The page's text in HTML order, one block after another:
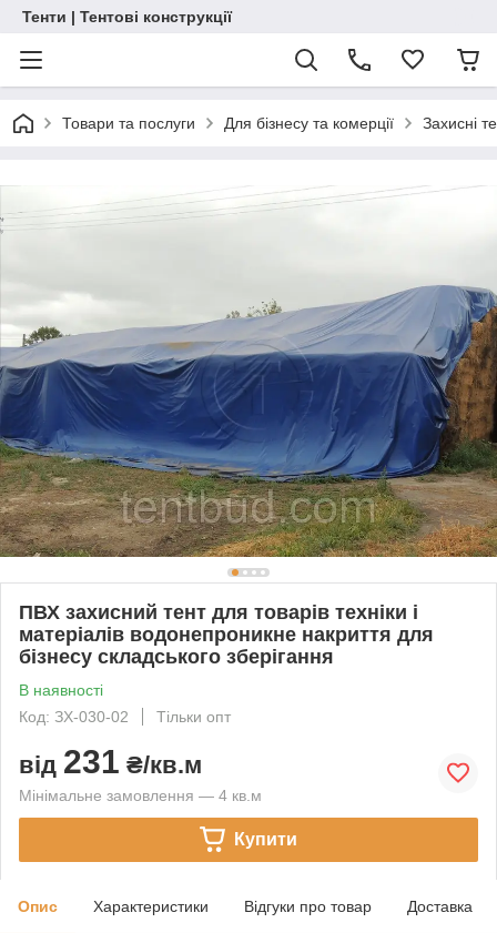
Тенти | Тентові конструкції
Товари та послуги Для бізнесу та комерції Захисні
ПВХ захисний тент для товарів техніки і
матеріалів водонепроникне накриття для
бізнесу складського зберігання
В наявності
Код: ЗХ-030-02
Тільки опт
від 231 ₴/кв.м
Мінімальне замовлення — 4 кв.м
Купити
Опис Характеристики Відгуки про товар Доставка